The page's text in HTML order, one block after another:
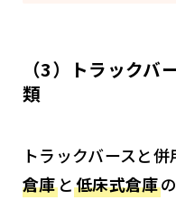
（3）トラックバ
類
トラックバースと併
倉庫と低床式倉庫